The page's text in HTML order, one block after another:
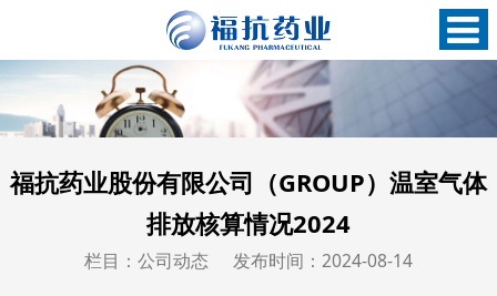
福抗药业股份有限公司（GROUP）温室气体
排放核算情况2024
栏目：公司动态 发布时间：2024-08-14